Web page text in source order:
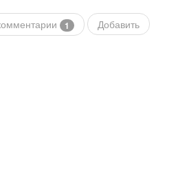
1 Добавить